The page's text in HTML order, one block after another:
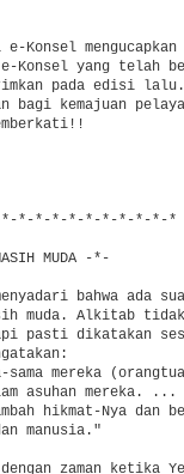
e-Konsel mengucapkan
Konsel yang telah
pada edisi
bagi kemajuan
*-*-*-*-*-*-*-*-*-*
MUDA -*-
bahwa ada
muda. Alkitab
pasti dikatakan
sama mereka
asuhan mereka. ...
hikmat-Nya dan
manusia."
zaman ketika